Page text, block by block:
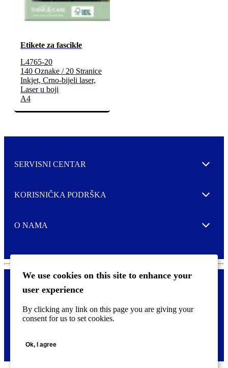
We use cookies on this site to enhance your
user experience
By clicking any link on this page you are giving your
consent for us to set cookies.
Ok, I agree
Etikete za fascikle
L4765-20
140 Oznake / 20 Stranice
Inkjet, Crno-bijeli laser,
Laser u boji
A4
SERVISNI CENTAR Expand
KORISNIČKA PODRŠKA Expand
O NAMA Expand
o
Pravne i tzv. Cookie obavijesti